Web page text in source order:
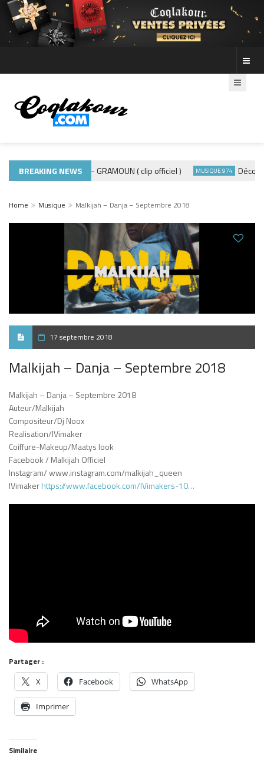
BREAKING NEWS
MUSIQUE 974 ADE440 – GRAMOUN ( clip officiel ) MUSIQUE 974 Découvre
Home Musique Malkijah – Danja – Septembre 2018
17 septembre 2018
Malkijah – Danja – Septembre 2018
Malkijah – Danja – Septembre 2018
Auteur/Malkijah
Compositeur/Dj Noox
Realisation/IVimaker
Coiffure-Makeup/Maatys look
Facebook / Malkijah Officiel
Instagram/ www.instagram.com/malkijah_queen
IVimakerhttps://www.facebook.com/IVimakers-10…
Partager :
X Facebook WhatsApp
Imprimer
Similaire